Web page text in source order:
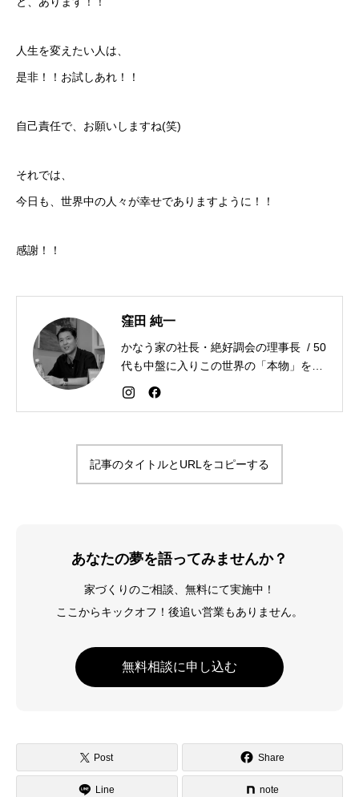
人生を変えたい人は、
是非！！お試しあれ！！
自己責任で、お願いしますね(笑)
それでは、
今日も、世界中の人々が幸せでありますように！！
感謝！！
窪田 純一
かなう家の社長・絶好調会の理事長 / 50
代も中盤に入りこの世界の「本物」を追
求しながら「感謝が人生を変える」こと
を広める生き方を目指している。好きな
記事のタイトルとURLをコピーする
あなたの夢を語ってみませんか？
家づくりのご相談、無料にて実施中！
ここからキックオフ！後追い営業もありません。
無料相談に申し込む
Post Share
Line note